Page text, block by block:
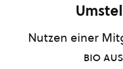
Nutzen einer
bio